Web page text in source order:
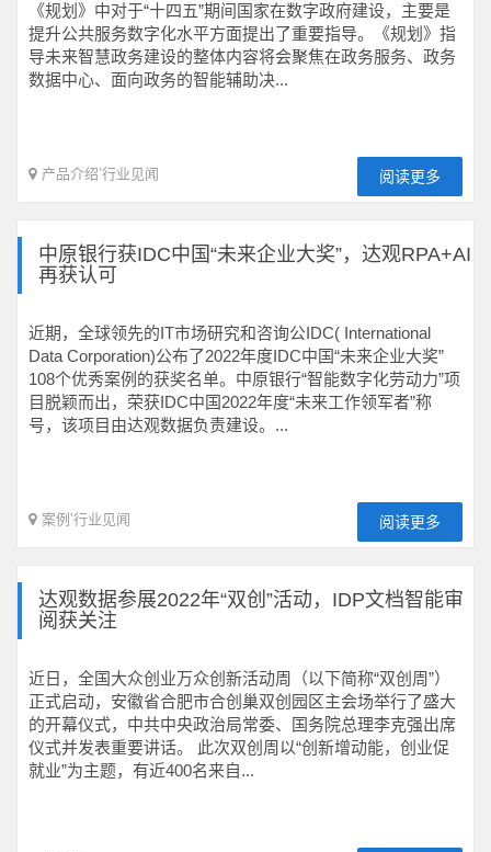
《规划》中对于“十四五”期间国家在数字政府建设，主要是
提升公共服务数字化水平方面提出了重要指导。《规划》指
导未来智慧政务建设的整体内容将会聚焦在政务服务、政务
数据中心、面向政务的智能辅助决...
产品介绍’行业见闻 阅读更多
中原银行获IDC中国“未来企业大奖”，达观RPA+AI
再获认可
近期，全球领先的IT市场研究和咨询公IDC( International
Data Corporation)公布了2022年度IDC中国“未来企业大奖”
108个优秀案例的获奖名单。中原银行“智能数字化劳动力”项
目脱颖而出，荣获IDC中国2022年度“未来工作领军者”称
号，该项目由达观数据负责建设。...
案例 ’行业见闻 阅读更多
达观数据参展2022年“双创”活动，IDP文档智能审
阅获关注
近日，全国大众创业万众创新活动周（以下简称“双创周”）
正式启动，安徽省合肥市合创巢双创园区主会场举行了盛大
的开幕仪式，中共中央政治局常委、国务院总理李克强出席
仪式并发表重要讲话。 此次双创周以“创新增动能，创业促
就业”为主题，有近400名来自...